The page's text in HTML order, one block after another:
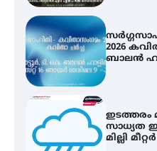
ഇടത്തരം
സാധ്യത
മില്ലി
എം.ജി.
ഇംഗ്ളീഷ്